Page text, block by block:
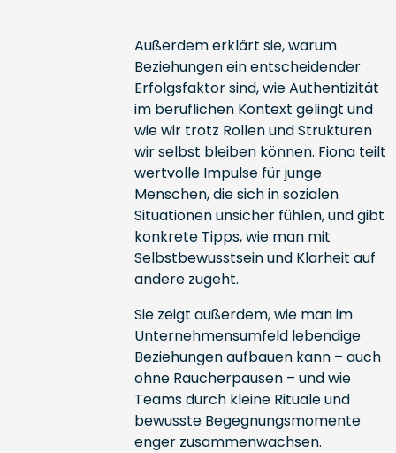
Außerdem erklärt sie, warum
Beziehungen ein entscheidender
Erfolgsfaktor sind, wie Authentizität
im beruflichen Kontext gelingt und
wie wir trotz Rollen und Strukturen
wir selbst bleiben können. Fiona teilt
wertvolle Impulse für junge
Menschen, die sich in sozialen
Situationen unsicher fühlen, und gibt
konkrete Tipps, wie man mit
Selbstbewusstsein und Klarheit auf
andere zugeht.
Sie zeigt außerdem, wie man im
Unternehmensumfeld lebendige
Beziehungen aufbauen kann – auch
ohne Raucherpausen – und wie
Teams durch kleine Rituale und
bewusste Begegnungsmomente
enger zusammenwachsen.